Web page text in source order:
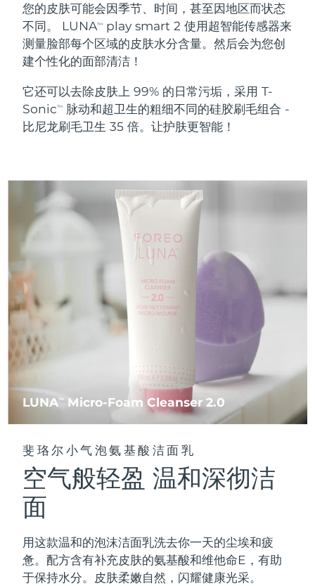
您的皮肤可能会因季节、时间，甚至因地区而状态
不同。 LUNATM
play smart 2 使用超智能传感器来
测量脸部每个区域的皮肤水分含量。然后会为您创
建个性化的面部清洁！
它还可以去除皮肤上 99% 的日常污垢，采用 T-
SonicTM
脉动和超卫生的粗细不同的硅胶刷毛组合 -
比尼龙刷毛卫生 35 倍。让护肤更智能！
LUNATM Micro-Foam Cleanser 2.0
斐珞尔小气泡氨基酸洁面乳
空气般轻盈 温和深彻洁
面
用这款温和的泡沫洁面乳洗去你一天的尘埃和疲
惫。配方含有补充皮肤的氨基酸和维他命E，有助
于保持水分。皮肤柔嫩自然，闪耀健康光采。
面部清洁
LUNA™ 4 套装
Anti-aging massage
LUNA™ 4 Plus
LUNA™ 4 Men
For men, anti-aging massage
LUNA™ 4 mini
For young skin, T-zone
LUNA™ 4 go
LUNA™ 护肤
Premium cleansers & balm
LUNA™ 设备
All facial cleansing devices
紧致提拉
BEAR™ 2 套装
Microcurrent toning
BEAR™ 2 go
BEAR™ 2 eyes & lips
Microcurrent line smoothing device
面部提拉护理
Premium anti-aging skincare
BEAR™ 设备
补水保湿
UFO™ 3 套装
UFO™ 3 LED
Near-infrared and red light therapy
UFO™ 3 mini
Red light therapy device for young skin
Portable red light therapy
面膜
UFO™ 设备
口腔护理
issa™ 4
issa™ 4 plus
Smart hybrid silicone sonic toothbrush
issa™ 4 smile
Hybrid silicone sonic toothbrush
For ages 0-3
issa™ Teeth Whitening Set
ISSA™ 设备
抗老
FAQ™ 101
Clinical anti-aging
FAQ™ 102
FAQ™ 103
Luxurious clinical anti-aging set
FAQ™ P1 Primer
Manuka honey primer
FAQ™护肤品
All FAQ™ skincare
LED治疗
NEW
FAQ™ 201
FAQ™ 202
FAQ™ 211
Anti-aging neck & décolleté LED mask
FAQ™ 221
Anti-aging LED hand mask
FAQ™护肤品
All FAQ™ skincare
生发
LED hair strengthening scalp massager
FAQ™ Scalp Serum
FAQ™护肤品
FAQ™产品
All hair treatments
肌肤年轻化
Full-Spectrum Red Light Therapy
FAQ™ 502
FAQ™ Red Light Serum
FAQ™ skincare
All FAQ™ skincare
保健品
NEW
专业治疗
PEACH™ 2 Pro Max
Professional IPL hair removal device
BEAR™ 2 body
Microcurrent body toning
比利时 预计送达日期8/10/26
百慕大
波斯尼亚和黑塞哥维那 预计送达日期 8/13/26
文莱 预计送达日期
加拿大 预计送达日期
智利
中国 预计送达日期
哥伦比亚 8/14/26
克罗地亚 8/10/26
塞浦路斯 预计送达日期
捷克 8/10/26
丹麦 预计送达日期8/10/26
爱沙尼亚
芬兰 预计送达日期 8/10/26
法属波利尼西亚 预计送达日期 8/14/26